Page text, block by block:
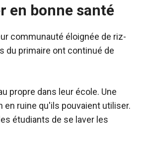
en bonne santé
communauté éloignée de riz-
du primaire ont continué de
propre dans leur école. Une
en ruine qu'ils pouvaient utiliser.
étudiants de se laver les